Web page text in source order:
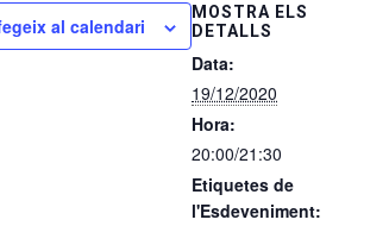
al calendari
MOSTRA ELS
DETALLS
Data:
19/12/2020
Hora:
20:00/21:30
Etiquetes de
l'Esdeveniment: